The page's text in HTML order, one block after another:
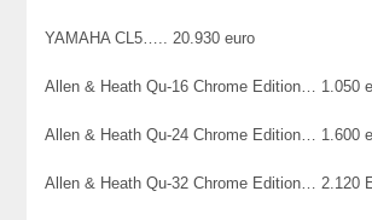
YAMAHA CL5….. 20.930 euro
Allen & Heath Qu-16 Chrome Edition… 1.050
Allen & Heath Qu-24 Chrome Edition… 1.600
Allen & Heath Qu-32 Chrome Edition… 2.120